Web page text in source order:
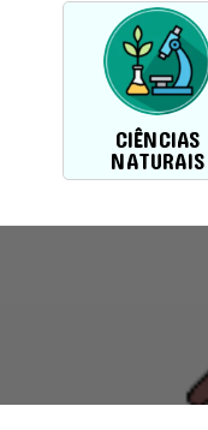
CIÊNCIAS
NATURAIS